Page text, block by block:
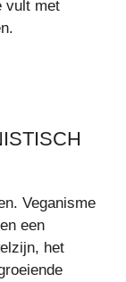
vult met
Veganisme
een
het